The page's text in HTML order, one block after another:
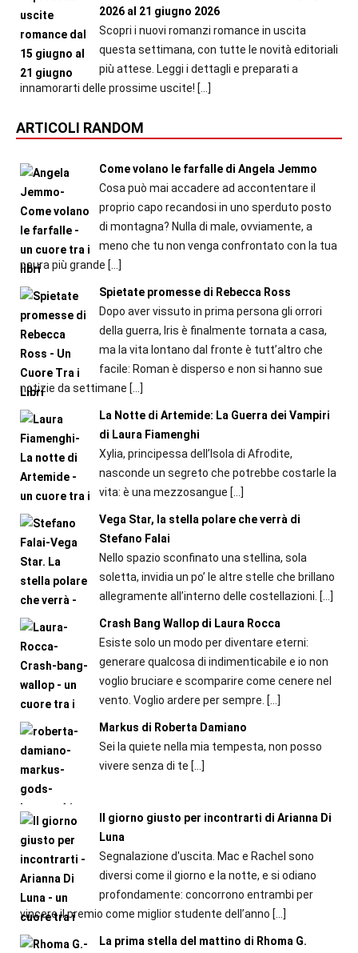
2026 al 21 giugno 2026
Scopri i nuovi romanzi romance in uscita
questa settimana, con tutte le novità editoriali
più attese. Leggi i dettagli e preparati a
innamorarti delle prossime uscite! […]
ARTICOLI RANDOM
Come volano le farfalle di Angela Jemmo
Cosa può mai accadere ad accontentare il
proprio capo recandosi in uno sperduto posto
di montagna? Nulla di male, ovviamente, a
meno che tu non venga confrontato con la tua
paura più grande […]
Spietate promesse di Rebecca Ross
Dopo aver vissuto in prima persona gli orrori
della guerra, Iris è finalmente tornata a casa,
ma la vita lontano dal fronte è tutt’altro che
facile: Roman è disperso e non si hanno sue
notizie da settimane […]
La Notte di Artemide: La Guerra dei Vampiri
di Laura Fiamenghi
Xylia, principessa dell’Isola di Afrodite,
nasconde un segreto che potrebbe costarle la
vita: è una mezzosangue […]
Vega Star, la stella polare che verrà di
Stefano Falai
Nello spazio sconfinato una stellina, sola
soletta, invidia un po’ le altre stelle che brillano
allegramente all’interno delle costellazioni. […]
Crash Bang Wallop di Laura Rocca
Esiste solo un modo per diventare eterni:
generare qualcosa di indimenticabile e io non
voglio bruciare e scomparire come cenere nel
vento. Voglio ardere per sempre. […]
Markus di Roberta Damiano
Sei la quiete nella mia tempesta, non posso
vivere senza di te […]
Il giorno giusto per incontrarti di Arianna Di
Luna
Segnalazione d'uscita. Mac e Rachel sono
diversi come il giorno e la notte, e si odiano
profondamente: concorrono entrambi per
vincere il premio come miglior studente dell’anno […]
La prima stella del mattino di Rhoma G.